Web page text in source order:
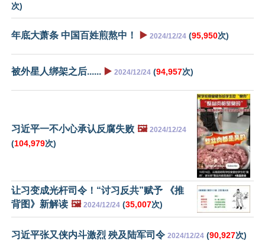
次)
年底大萧条 中国百姓煎熬中！ ▶️ 2024/12/24 (95,950次)
被外星人绑架之后...... ▶️ 2024/12/24 (94,957次)
习近平一不小心承认反腐失败 🖼️ 2024/12/24
(104,979次)
让习变成光杆司令！“讨习反共”赋予 《推
背图》新解读 🖼️ 2024/12/24 (35,007次)
习近平张又侠内斗激烈 殃及陆军司令 2024/12/24 (90,927次)